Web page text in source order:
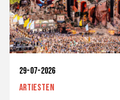
29-07-2026
Artiesten